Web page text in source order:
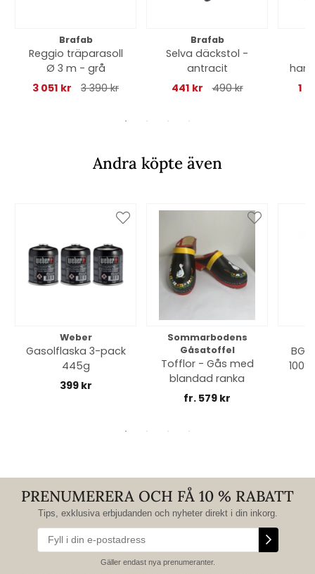
Brafab
Reggio träparasoll
Ø 3 m - grå
3 051 kr
3 390 kr
Brafab
Selva däckstol -
antracit
441 kr
490 kr
1
Andra köpte även
Weber
Gasolflaska 3-pack
445g
399 kr
Sommarbodens
Gåsatoffel
Tofflor - Gås med
blandad ranka
fr. 579 kr
PRENUMERERA OCH FÅ 10 % RABATT
Tips, exklusiva erbjudanden och nyheter direkt i din inkorg.
Gäller endast nya prenumeranter.